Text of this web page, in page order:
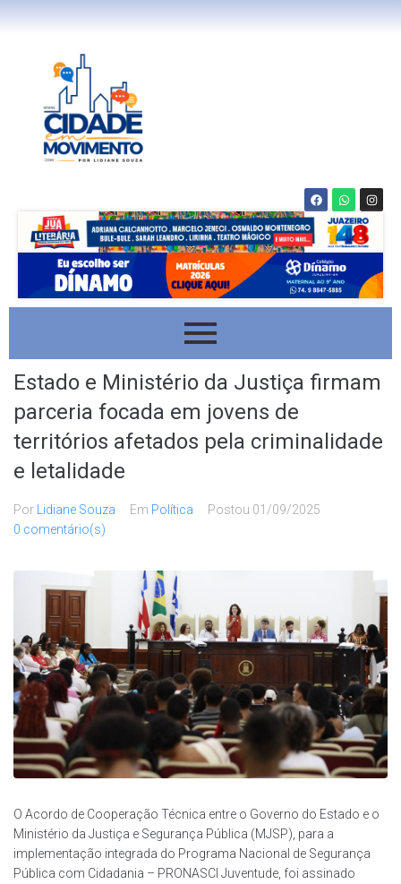
Estado e Ministério da Justiça firmam
parceria focada em jovens de
territórios afetados pela criminalidade
e letalidade
Por Lidiane Souza Em Política Postou 01/09/2025
0 comentário(s)
O Acordo de Cooperação Técnica entre o Governo do Estado e o
Ministério da Justiça e Segurança Pública (MJSP), para a
implementação integrada do Programa Nacional de Segurança
Pública com Cidadania – PRONASCI Juventude, foi assinado